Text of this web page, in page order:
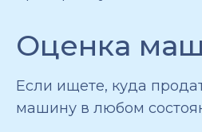
Оценка
Если ищете, куда
машину в любом